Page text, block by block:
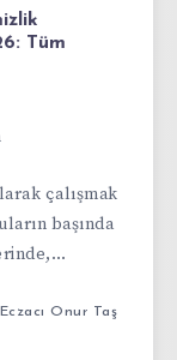
Tüm
çalışmak
başında
Eczacı Onur Taş